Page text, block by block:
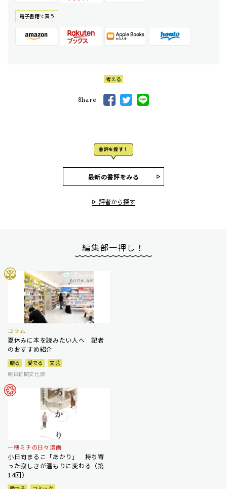
電⼦書籍で買う
考える
Share
書評を探す！
最新の書評をみる
評者から探す
編集部一押し！
コラム
夏休みに本を読みたい人へ 記者
のおすすめ紹介
贈る 愛でる
文芸
朝日新聞文化部
一穂ミチの日々漫画
小日向まるこ「あかり」 持ち寄
った寂しさが温もりに変わる（第
14回）